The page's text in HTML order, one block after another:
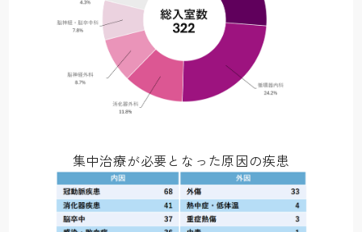
集中治療が必要となった原因の疾患